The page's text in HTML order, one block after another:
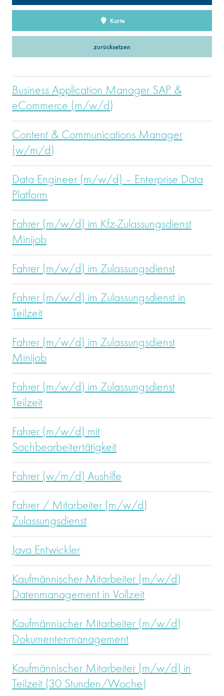
zurücksetzen
Karte
Business Application Manager SAP &
eCommerce (m/w/d)
Content & Communications Manager
(w/m/d)
Data Engineer (m/w/d) – Enterprise Data
Platform
Fahrer (m/w/d) im Kfz-Zulassungsdienst
Minijob
Fahrer (m/w/d) im Zulassungsdienst
Fahrer (m/w/d) im Zulassungsdienst in
Teilzeit
Fahrer (m/w/d) im Zulassungsdienst
Minijob
Fahrer (m/w/d) im Zulassungsdienst
Teilzeit
Fahrer (m/w/d) mit
Sachbearbeitertätigkeit
Fahrer (w/m/d) Aushilfe
Fahrer / Mitarbeiter (m/w/d)
Zulassungsdienst
Java Entwickler
Kaufmännischer Mitarbeiter (m/w/d)
Datenmanagement in Vollzeit
Kaufmännischer Mitarbeiter (m/w/d)
Dokumentenmanagement
Kaufmännischer Mitarbeiter (m/w/d) in
Teilzeit (30 Stunden/Woche)